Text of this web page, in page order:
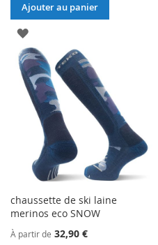
Ajouter au panier
AJOUTER
À
MA
LISTE
D’ENVIE
chaussette de ski laine
merinos eco SNOW
À partir de 32,90 €